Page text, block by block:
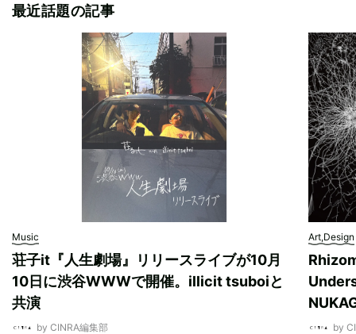
最近話題の記事
Music
荘子it『人生劇場』リリースライブが10月
10日に渋谷WWWで開催。illicit tsuboiと
共演
by CINRA編集部
Art,Design
by